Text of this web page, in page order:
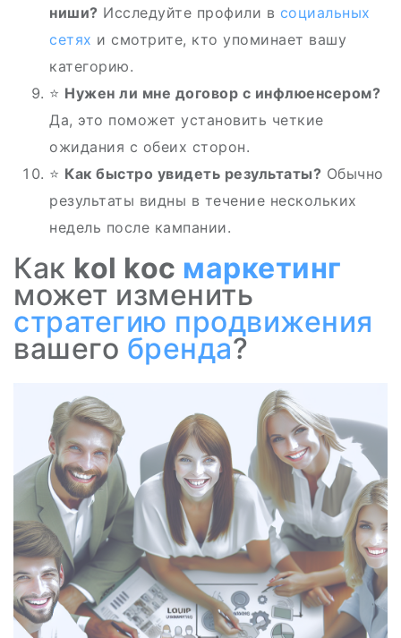
ниши? Исследуйте профили в социальных
сетях и смотрите, кто упоминает вашу
категорию.
⭐ Нужен ли мне договор с инфлюенсером?
Да, это поможет установить четкие
ожидания с обеих сторон.
⭐ Как быстро увидеть результаты? Обычно
результаты видны в течение нескольких
недель после кампании.
Как kol koc маркетинг
может изменить
стратегию продвижения
вашего бренда?